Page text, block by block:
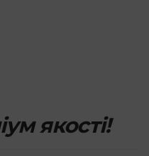
якості!